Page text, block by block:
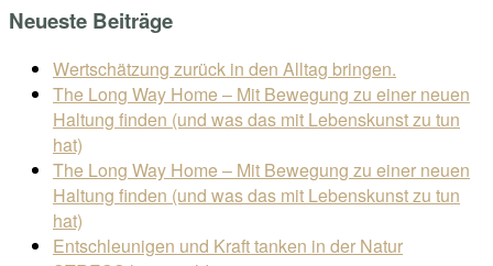
Neueste Beiträge
Wertschätzung zurück in den Alltag bringen.
The Long Way Home – Mit Bewegung zu einer neuen
Haltung finden (und was das mit Lebenskunst zu tun
hat)
The Long Way Home – Mit Bewegung zu einer neuen
Haltung finden (und was das mit Lebenskunst zu tun
hat)
Entschleunigen und Kraft tanken in der Natur